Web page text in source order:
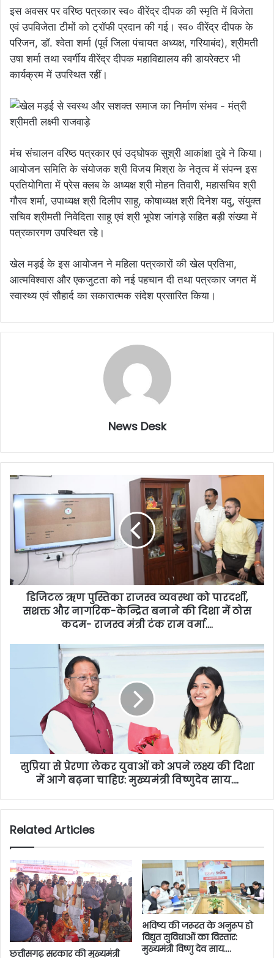
इस अवसर पर वरिष्ठ पत्रकार स्व० वीरेंद्र दीपक की स्मृति में विजेता
एवं उपविजेता टीमों को ट्रॉफी प्रदान की गई। स्व० वीरेंद्र दीपक के
परिजन, डॉ. श्वेता शर्मा (पूर्व जिला पंचायत अध्यक्ष, गरियाबंद), श्रीमती
उषा शर्मा तथा स्वर्गीय वीरेंद्र दीपक महाविद्यालय की डायरेक्टर भी
कार्यक्रम में उपस्थित रहीं।
मंच संचालन वरिष्ठ पत्रकार एवं उद्घोषक सुश्री आकांक्षा दुबे ने किया।
आयोजन समिति के संयोजक श्री विजय मिश्रा के नेतृत्व में संपन्न इस
प्रतियोगिता में प्रेस क्लब के अध्यक्ष श्री मोहन तिवारी, महासचिव श्री
गौरव शर्मा, उपाध्यक्ष श्री दिलीप साहू, कोषाध्यक्ष श्री दिनेश यदु, संयुक्त
सचिव श्रीमती निवेदिता साहू एवं श्री भूपेश जांगड़े सहित बड़ी संख्या में
पत्रकारगण उपस्थित रहे।
खेल मड़ई के इस आयोजन ने महिला पत्रकारों की खेल प्रतिभा,
आत्मविश्वास और एकजुटता को नई पहचान दी तथा पत्रकार जगत में
स्वास्थ्य एवं सौहार्द का सकारात्मक संदेश प्रसारित किया।
News Desk
डिजिटल ऋण पुस्तिका राजस्व व्यवस्था को पारदर्शी,
सशक्त और नागरिक-केन्द्रित बनाने की दिशा में ठोस
कदम- राजस्व मंत्री टंक राम वर्मा….
सुप्रिया से प्रेरणा लेकर युवाओं को अपने लक्ष्य की दिशा
में आगे बढ़ना चाहिए: मुख्यमंत्री विष्णुदेव साय….
Related Articles
छत्तीसगढ़ सरकार की मुख्यमंत्री
भविष्य की जरूरत के अनुरूप हो
विद्युत सुविधाओं का विस्तार:
मुख्यमंत्री विष्णु देव साय….